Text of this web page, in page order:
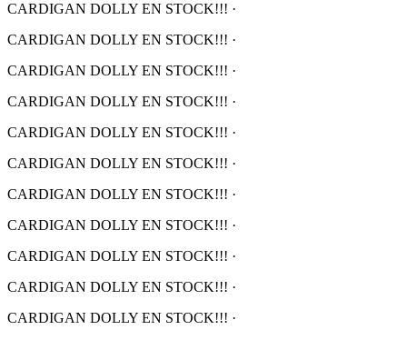
CARDIGAN DOLLY EN STOCK!!! ·
CARDIGAN DOLLY EN STOCK!!! ·
CARDIGAN DOLLY EN STOCK!!! ·
CARDIGAN DOLLY EN STOCK!!! ·
CARDIGAN DOLLY EN STOCK!!! ·
CARDIGAN DOLLY EN STOCK!!! ·
CARDIGAN DOLLY EN STOCK!!! ·
CARDIGAN DOLLY EN STOCK!!! ·
CARDIGAN DOLLY EN STOCK!!! ·
CARDIGAN DOLLY EN STOCK!!! ·
CARDIGAN DOLLY EN STOCK!!! ·